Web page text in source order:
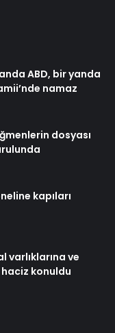
ABD, bir yanda
namaz
dosyası
kapıları
varlıklarına ve
konuldu